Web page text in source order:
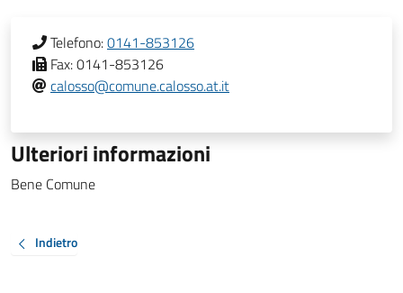
Telefono:0141-853126
Fax:0141-853126
calosso@comune.calosso.at.it
Ulteriori informazioni
Bene Comune
Indietro